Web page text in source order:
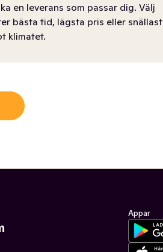
en leverans som passar dig. Välj
bästa tid, lägsta pris eller snällast
klimatet.
Appar